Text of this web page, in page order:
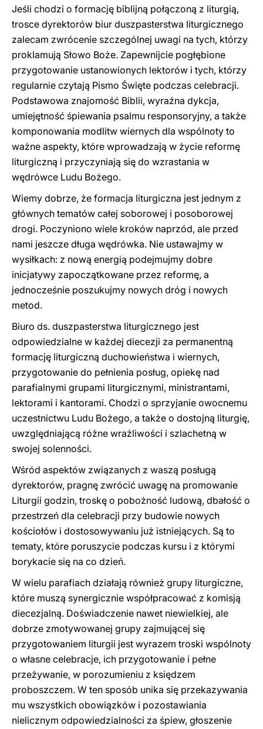
Jeśli chodzi o formację biblijną połączoną z liturgią,
trosce dyrektorów biur duszpasterstwa liturgicznego
zalecam zwrócenie szczególnej uwagi na tych, którzy
proklamują Słowo Boże. Zapewnijcie pogłębione
przygotowanie ustanowionych lektorów i tych, którzy
regularnie czytają Pismo Święte podczas celebracji.
Podstawowa znajomość Biblii, wyraźna dykcja,
umiejętność śpiewania psalmu responsoryjny, a także
komponowania modlitw wiernych dla wspólnoty to
ważne aspekty, które wprowadzają w życie reformę
liturgiczną i przyczyniają się do wzrastania w
wędrówce Ludu Bożego.
Wiemy dobrze, że formacja liturgiczna jest jednym z
głównych tematów całej soborowej i posoborowej
drogi. Poczyniono wiele kroków naprzód, ale przed
nami jeszcze długa wędrówka. Nie ustawajmy w
wysiłkach: z nową energią podejmujmy dobre
inicjatywy zapoczątkowane przez reformę, a
jednocześnie poszukujmy nowych dróg i nowych
metod.
Biuro ds. duszpasterstwa liturgicznego jest
odpowiedzialne w każdej diecezji za permanentną
formację liturgiczną duchowieństwa i wiernych,
przygotowanie do pełnienia posług, opiekę nad
parafialnymi grupami liturgicznymi, ministrantami,
lektorami i kantorami. Chodzi o sprzyjanie owocnemu
uczestnictwu Ludu Bożego, a także o dostojną liturgię,
uwzględniającą różne wrażliwości i szlachetną w
swojej solenności.
Wśród aspektów związanych z waszą posługą
dyrektorów, pragnę zwrócić uwagę na promowanie
Liturgii godzin, troskę o pobożność ludową, dbałość o
przestrzeń dla celebracji przy budowie nowych
kościołów i dostosowywaniu już istniejących. Są to
tematy, które poruszycie podczas kursu i z którymi
borykacie się na co dzień.
W wielu parafiach działają również grupy liturgiczne,
które muszą synergicznie współpracować z komisją
diecezjalną. Doświadczenie nawet niewielkiej, ale
dobrze zmotywowanej grupy zajmującej się
przygotowaniem liturgii jest wyrazem troski wspólnoty
o własne celebracje, ich przygotowanie i pełne
przeżywanie, w porozumieniu z księdzem
proboszczem. W ten sposób unika się przekazywania
mu wszystkich obowiązków i pozostawiania
nielicznym odpowiedzialności za śpiew, głoszenie